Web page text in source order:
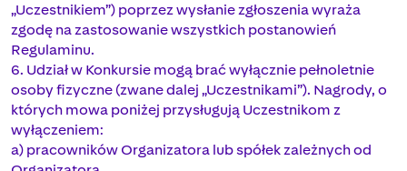
„Uczestnikiem”) poprzez wysłanie zgłoszenia wyraża
zgodę na zastosowanie wszystkich postanowień
Regulaminu.
6. Udział w Konkursie mogą brać wyłącznie pełnoletnie
osoby fizyczne (zwane dalej „Uczestnikami”). Nagrody, o
których mowa poniżej przysługują Uczestnikom z
wyłączeniem:
a) pracowników Organizatora lub spółek zależnych od